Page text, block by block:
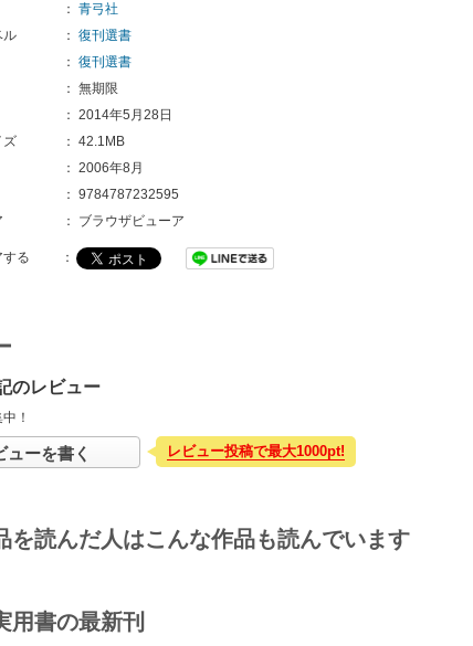
： 青弓社
ル
： 復刊選書
： 復刊選書
： 無期限
： 2014年5月28日
ズ
： 42.1MB
： 2006年8月
： 9784787232595
： ブラウザビューア
る ：
のレビュー
！
ューを書く レビュー投稿で最大1000pt!
を読んだ人はこんな作品も読んでいます
用書の最新刊